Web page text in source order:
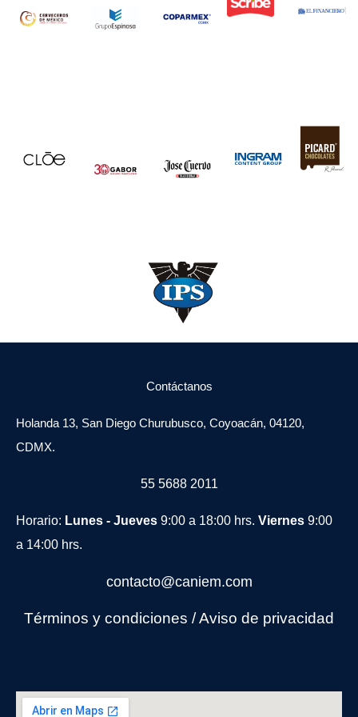
Contáctanos
Holanda 13, San Diego Churubusco, Coyoacán, 04120,
CDMX.
55 5688 2011
Horario: Lunes - Jueves 9:00 a 18:00 hrs. Viernes 9:00
a 14:00 hrs.
contacto@caniem.com
Términos y condiciones /Aviso de privacidad